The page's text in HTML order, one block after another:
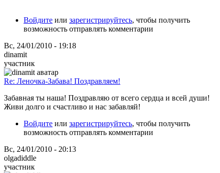
Войдите или зарегистрируйтесь, чтобы получить
возможность отправлять комментарии
Вс, 24/01/2010 - 19:18
dinamit
участник
Re: Леночка-Забава! Поздравляем!
Забавная ты наша! Поздравляю от всего сердца и всей души!
Живи долго и счастливо и нас забавляй!
Войдите или зарегистрируйтесь, чтобы получить
возможность отправлять комментарии
Вс, 24/01/2010 - 20:13
olgadiddle
участник